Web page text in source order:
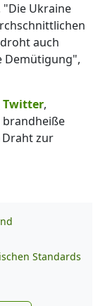
Ukraine
auch
Demütigung",
Twitter,
brandheiße
Draht zur
Standards